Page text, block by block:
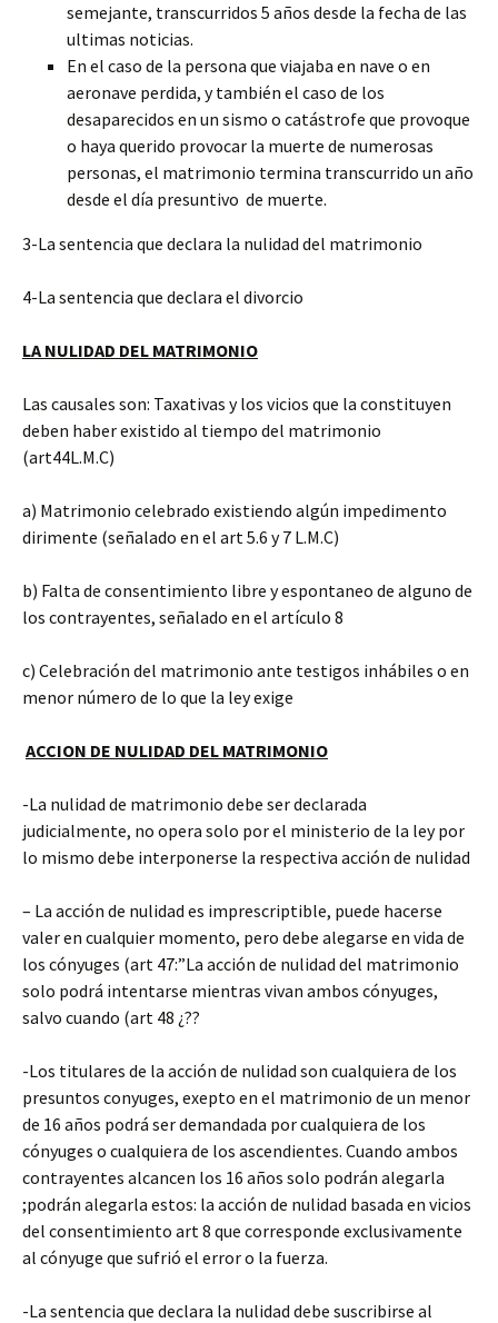
semejante, transcurridos 5 años desde la fecha de las
ultimas noticias.
En el caso de la persona que viajaba en nave o en
aeronave perdida, y también el caso de los
desaparecidos en un sismo o catástrofe que provoque
o haya querido provocar la muerte de numerosas
personas, el matrimonio termina transcurrido un año
desde el día presuntivo de muerte.
3-La sentencia que declara la nulidad del matrimonio
4-La sentencia que declara el divorcio
LA NULIDAD DEL MATRIMONIO
Las causales son: Taxativas y los vicios que la constituyen
deben haber existido al tiempo del matrimonio
(art44L.M.C)
a) Matrimonio celebrado existiendo algún impedimento
dirimente (señalado en el art 5.6 y 7 L.M.C)
b) Falta de consentimiento libre y espontaneo de alguno de
los contrayentes, señalado en el artículo 8
c) Celebración del matrimonio ante testigos inhábiles o en
menor número de lo que la ley exige
ACCION DE NULIDAD DEL MATRIMONIO
-La nulidad de matrimonio debe ser declarada
judicialmente, no opera solo por el ministerio de la ley por
lo mismo debe interponerse la respectiva acción de nulidad
– La acción de nulidad es imprescriptible, puede hacerse
valer en cualquier momento, pero debe alegarse en vida de
los cónyuges (art 47:”La acción de nulidad del matrimonio
solo podrá intentarse mientras vivan ambos cónyuges,
salvo cuando (art 48 ¿??
-Los titulares de la acción de nulidad son cualquiera de los
presuntos conyuges, exepto en el matrimonio de un menor
de 16 años podrá ser demandada por cualquiera de los
cónyuges o cualquiera de los ascendientes. Cuando ambos
contrayentes alcancen los 16 años solo podrán alegarla
;podrán alegarla estos: la acción de nulidad basada en vicios
del consentimiento art 8 que corresponde exclusivamente
al cónyuge que sufrió el error o la fuerza.
-La sentencia que declara la nulidad debe suscribirse al